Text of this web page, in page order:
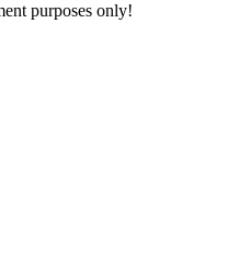
purposes only!